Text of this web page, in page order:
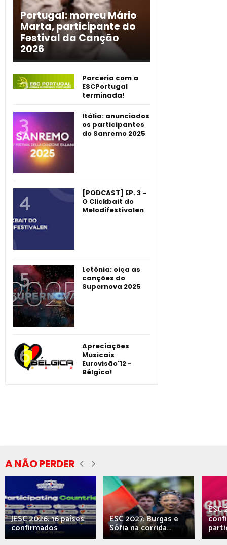
Portugal: morreu Mário
Marta, participante do
Festival da Canção
2026
Parceria com a
ESCPortugal
terminada!
Itália: anunciados
os participantes
do Sanremo 2025
[PODCAST] EP. 3 -
O Clickbait do
Melodifestivalen
Letónia: oiça as
canções do
Supernova 2025
Apreciações
Musicais
Eurovisão'12 -
Bélgica!
A NÃO PERDER
JESC 2026: 16 países
confirmados
ESC 2027: Burgas e
Sófia na corrida...
ESC